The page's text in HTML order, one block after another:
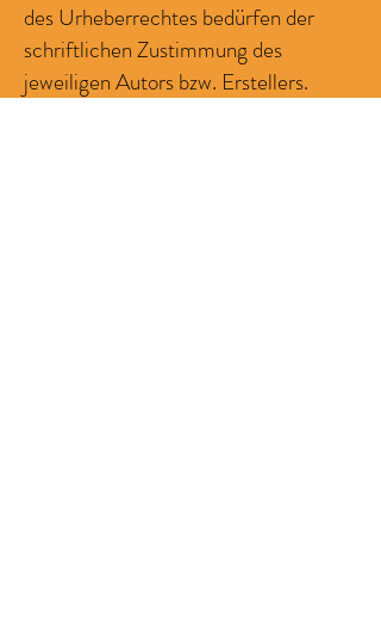
des Urheberrechtes bedürfen der
schriftlichen Zustimmung des
jeweiligen Autors bzw. Erstellers.